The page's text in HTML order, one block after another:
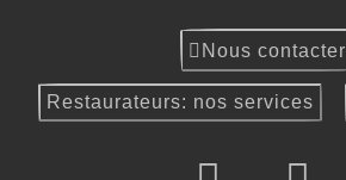
Nous contacter
Restaurateurs: nos services